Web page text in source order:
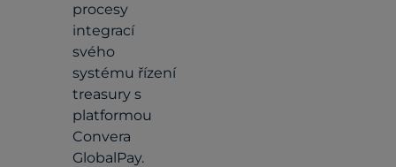
procesy
integrací
svého
systému řízení
treasury s
platformou
Convera
GlobalPay.